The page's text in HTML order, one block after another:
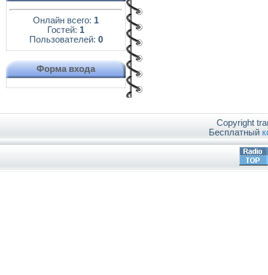
Онлайн всего: 1
Гостей: 1
Пользователей: 0
Форма входа
Copyright
Бесплатный